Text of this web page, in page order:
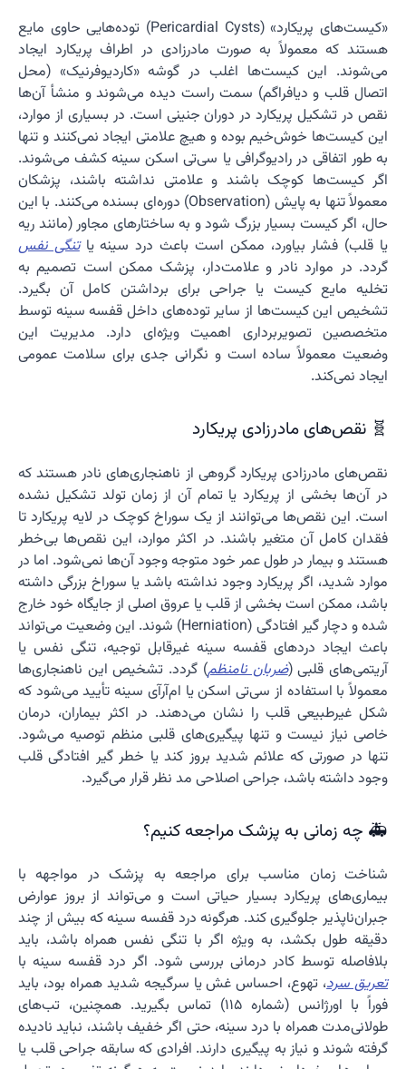
«کیست‌های پریکارد» (Pericardial Cysts) توده‌هایی حاوی مایع
هستند که معمولاً به صورت مادرزادی در اطراف پریکارد ایجاد
می‌شوند. این کیست‌ها اغلب در گوشه «کاردیوفرنیک» (محل
اتصال قلب و دیافراگم) سمت راست دیده می‌شوند و منشأ آن‌ها
نقص در تشکیل پریکارد در دوران جنینی است. در بسیاری از موارد،
این کیست‌ها خوش‌خیم بوده و هیچ علامتی ایجاد نمی‌کنند و تنها
به طور اتفاقی در رادیوگرافی یا سی‌تی اسکن سینه کشف می‌شوند.
اگر کیست‌ها کوچک باشند و علامتی نداشته باشند، پزشکان
معمولاً تنها به پایش (Observation) دوره‌ای بسنده می‌کنند. با این
حال، اگر کیست بسیار بزرگ شود و به ساختارهای مجاور (مانند ریه
یا قلب) فشار بیاورد، ممکن است باعث درد سینه یاتنگی نفس
گردد. در موارد نادر و علامت‌دار، پزشک ممکن است تصمیم به
تخلیه مایع کیست یا جراحی برای برداشتن کامل آن بگیرد.
تشخیص این کیست‌ها از سایر توده‌های داخل قفسه سینه توسط
متخصصین تصویربرداری اهمیت ویژه‌ای دارد. مدیریت این
وضعیت معمولاً ساده است و نگرانی جدی برای سلامت عمومی
ایجاد نمی‌کند.
🧬 نقص‌های مادرزادی پریکارد
نقص‌های مادرزادی پریکارد گروهی از ناهنجاری‌های نادر هستند که
در آن‌ها بخشی از پریکارد یا تمام آن از زمان تولد تشکیل نشده
است. این نقص‌ها می‌توانند از یک سوراخ کوچک در لایه پریکارد تا
فقدان کامل آن متغیر باشند. در اکثر موارد، این نقص‌ها بی‌خطر
هستند و بیمار در طول عمر خود متوجه وجود آن‌ها نمی‌شود. اما در
موارد شدید، اگر پریکارد وجود نداشته باشد یا سوراخ بزرگی داشته
باشد، ممکن است بخشی از قلب یا عروق اصلی از جایگاه خود خارج
شده و دچار گیر افتادگی (Herniation) شوند. این وضعیت می‌تواند
باعث ایجاد دردهای قفسه سینه غیرقابل توجیه، تنگی نفس یا
آریتمی‌های قلبی (ضربان نامنظم) گردد. تشخیص این ناهنجاری‌ها
معمولاً با استفاده از سی‌تی اسکن یا ام‌آر‌آی سینه تأیید می‌شود که
شکل غیرطبیعی قلب را نشان می‌دهند. در اکثر بیماران، درمان
خاصی نیاز نیست و تنها پیگیری‌های قلبی منظم توصیه می‌شود.
تنها در صورتی که علائم شدید بروز کند یا خطر گیر افتادگی قلب
وجود داشته باشد، جراحی اصلاحی مد نظر قرار می‌گیرد.
🚑 چه زمانی به پزشک مراجعه کنیم؟
شناخت زمان مناسب برای مراجعه به پزشک در مواجهه با
بیماری‌های پریکارد بسیار حیاتی است و می‌تواند از بروز عوارض
جبران‌ناپذیر جلوگیری کند. هرگونه درد قفسه سینه که بیش از چند
دقیقه طول بکشد، به ویژه اگر با تنگی نفس همراه باشد، باید
بلافاصله توسط کادر درمانی بررسی شود. اگر درد قفسه سینه با
تعریق سرد، تهوع، احساس غش یا سرگیجه شدید همراه بود، باید
فوراً با اورژانس (شماره ۱۱۵) تماس بگیرید. همچنین، تب‌های
طولانی‌مدت همراه با درد سینه، حتی اگر خفیف باشند، نباید نادیده
گرفته شوند و نیاز به پیگیری دارند. افرادی که سابقه جراحی قلب یا